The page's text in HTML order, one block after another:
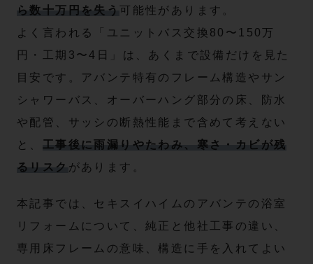
ら数十万円を失う可能性があります。
よく言われる「ユニットバス交換80〜150万
円・工期3〜4日」は、あくまで設備だけを見た
目安です。アバンテ特有のフレーム構造やサン
シャワーバス、オーバーハング部分の床、防水
や配管、サッシの断熱性能まで含めて考えない
と、 工事後に雨漏りやたわみ、寒さ・カビが残
るリスク があります。
本記事では、セキスイハイムのアバンテの浴室
リフォームについて、純正と他社工事の違い、
専用床フレームの意味、構造に手を入れてよい